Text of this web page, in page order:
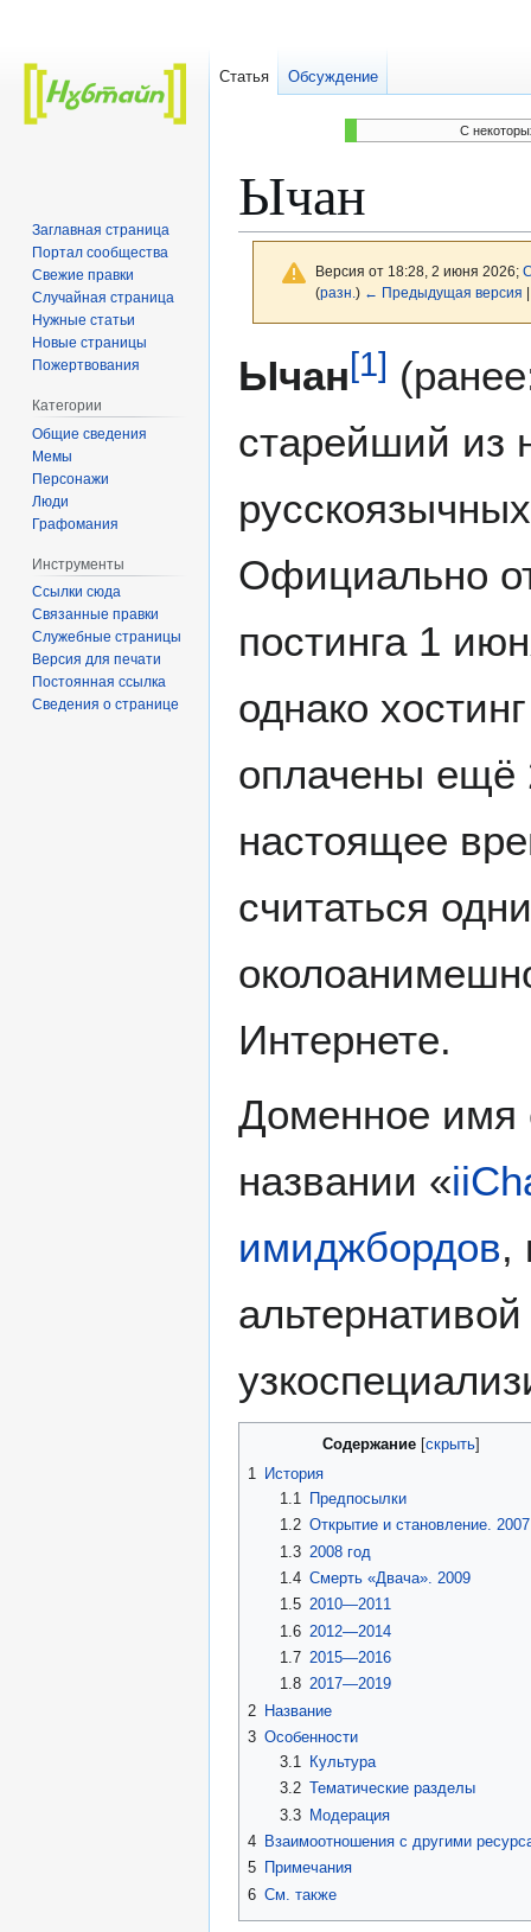
C
Ычан
Версия от 18:28, 2 июня 2026;
(разн. ) ← Предыдущая версия
Ычан[1]
старейший из
Официально
постинга 1
однако
оплачены ещё
настоящее
считаться
Интернете.
Доменное имя
названии «
имиджбордов,
Содержание
1 История
1.1
Предпосылки
1.2 Открытие и становление. 2007
1.3 2008 год
1.4 Смерть «Двача». 2009
1.5 2010—2011
1.6 2012—2014
1.7 2015—2016
1.8 2017—2019
2 Название
3 Особенности
3.1
Культура
3.2 Тематические разделы
3.3
Модерация
4 Взаимоотношения с другими
5 Примечания
6 См. также
Статья Обсуждение
Заглавная страница
Портал сообщества
Свежие правки
Случайная страница
Нужные статьи
Новые страницы
Пожертвования
Категории
Общие сведения
Мемы
Персонажи
Люди
Графомания
Инструменты
Ссылки сюда
Связанные правки
Служебные страницы
Версия для печати
Постоянная ссылка
Сведения о странице